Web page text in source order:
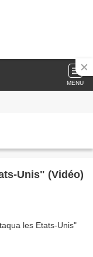
MENU
Unis" (Vidéo)